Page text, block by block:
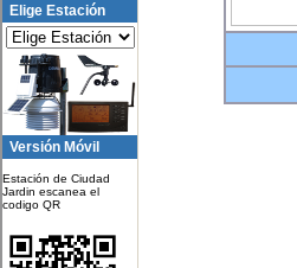
Elige Estación
Versión Móvil
Estación de Ciudad
Jardin escanea el
codigo QR